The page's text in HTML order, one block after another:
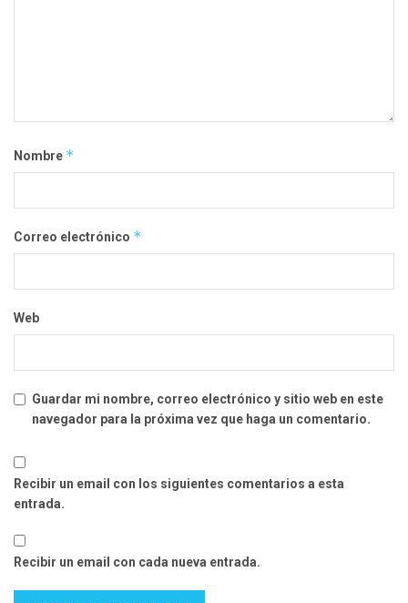
Nombre *
Correo electrónico *
Web
Guardar mi nombre, correo electrónico y sitio web en este
navegador para la próxima vez que haga un comentario.
Recibir un email con los siguientes comentarios a esta
entrada.
Recibir un email con cada nueva entrada.